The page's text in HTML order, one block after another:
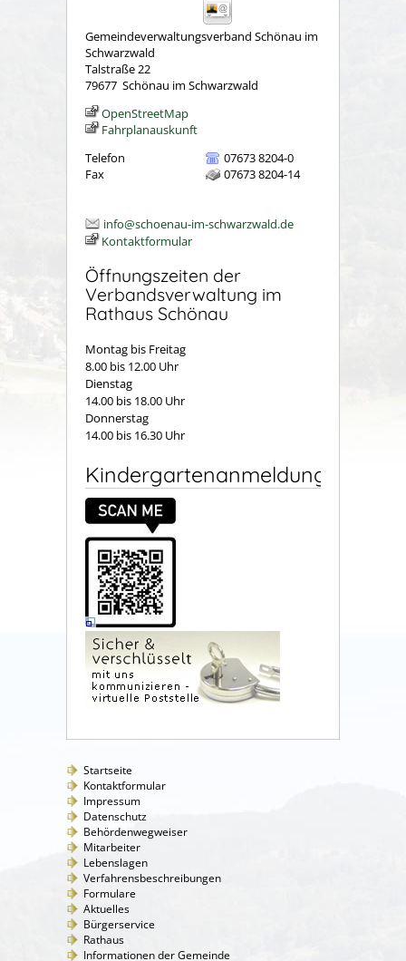
Gemeindeverwaltungsverband Schönau im
Schwarzwald
Talstraße 22
79677 Schönau im Schwarzwald
OpenStreetMap
Fahrplanauskunft
Telefon
07673 8204-0
Fax
07673 8204-14
info@schoenau-im-schwarzwald.de
Kontaktformular
Öffnungszeiten der
Verbandsverwaltung im
Rathaus Schönau
Montag bis Freitag
8.00 bis 12.00 Uhr
Dienstag
14.00 bis 18.00 Uhr
Donnerstag
14.00 bis 16.30 Uhr
Kindergartenanmeldung
Startseite
Kontaktformular
Impressum
Datenschutz
Behördenwegweiser
Mitarbeiter
Lebenslagen
Verfahrensbeschreibungen
Formulare
Aktuelles
Bürgerservice
Rathaus
Informationen der Gemeinde